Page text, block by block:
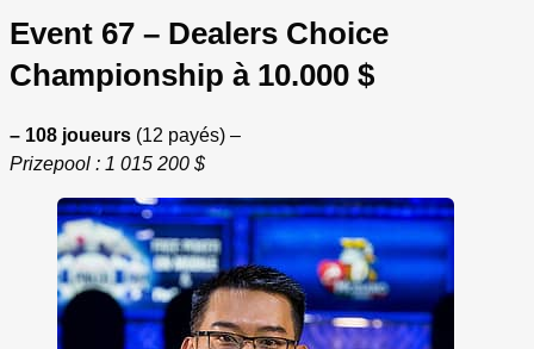
Event 67 – Dealers Choice
Championship à 10.000 $
– 108 joueurs (12 payés) –
Prizepool : 1 015 200 $